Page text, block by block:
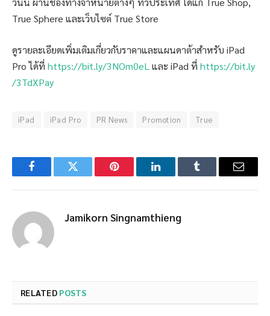
True Sphere และเว็บไซต์ True Store
ดูรายละเอียดเพิ่มเติมเกี่ยวกับราคาและแผนดาต้าสำหรับ iPad
Pro ได้ที่ https://bit.ly/3NOm0eL และ iPad ที่ https://bit.ly
/3TdXPay
iPad iPad Pro PR News Promotion True
FacebookTwitter Pinterest LinkedInTumblr Email
Jamikorn Singnamthieng
RELATED POSTS